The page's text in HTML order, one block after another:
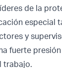
de la
especial
y
fuerte
trabajo.